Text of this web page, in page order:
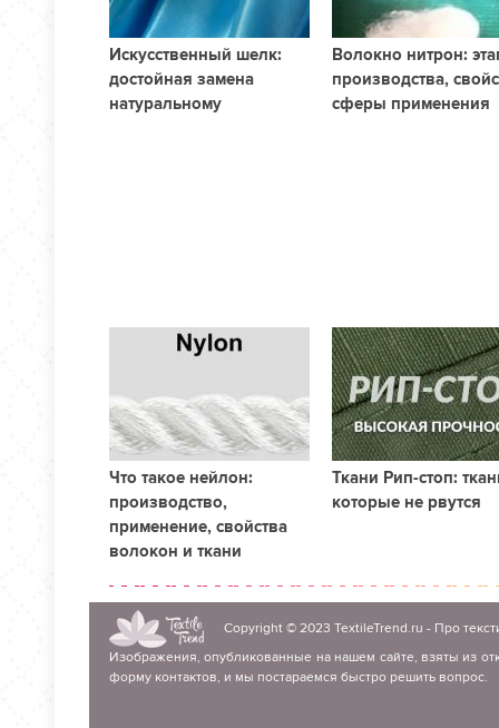
Искусственный шелк:
достойная замена
натуральному
Волокно нитрон:
производства,
сферы применения
Что такое нейлон:
производство,
применение, свойства
волокон и ткани
Ткани Рип-стоп:
которые не рвутся
Copyright © 2023 TextileTrend.ru - Про
Изображения, опубликованные на нашем сайте, взяты из
форму контактов, и мы постараемся быстро решить вопрос.